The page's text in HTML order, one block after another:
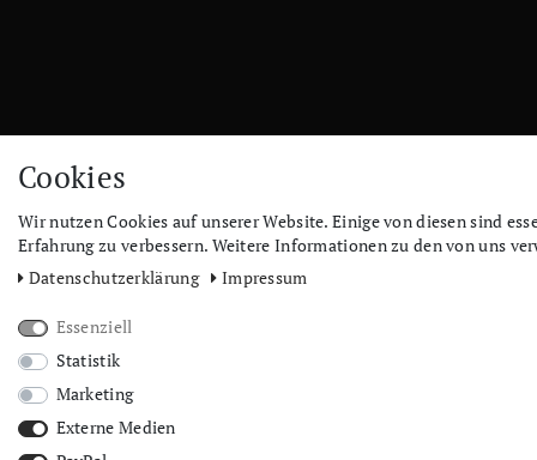
Cookies
Wir nutzen Cookies auf unserer Website. Einige von diesen sind
Erfahrung zu verbessern. Weitere Informationen zu den von uns
Daten­schutz­erklärung
Impressum
Essenziell
Statistik
Marketing
Externe Medien